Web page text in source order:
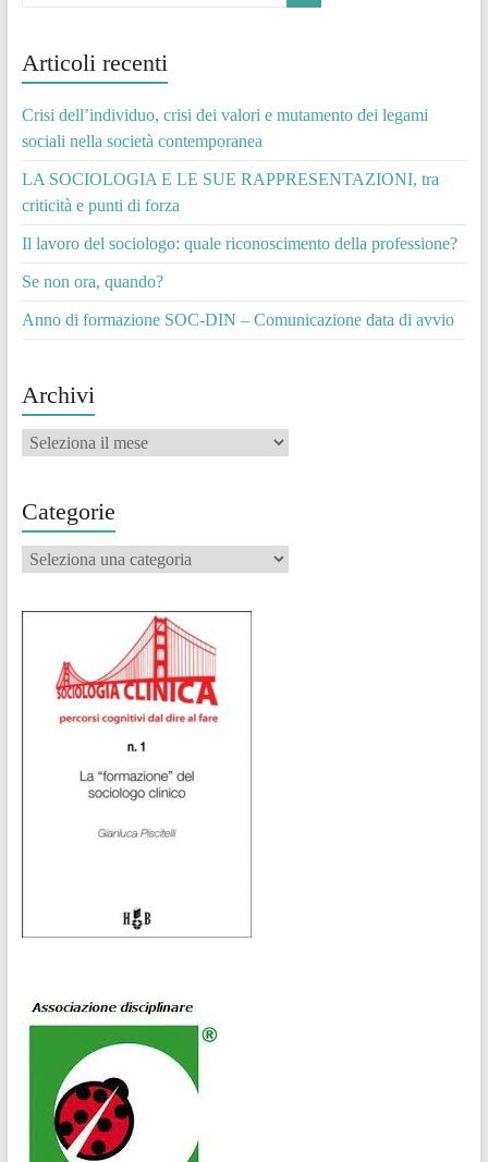
Articoli recenti
Crisi dell’individuo, crisi dei valori e mutamento dei legami
sociali nella società contemporanea
LA SOCIOLOGIA E LE SUE RAPPRESENTAZIONI, tra
criticità e punti di forza
Il lavoro del sociologo: quale riconoscimento della professione?
Se non ora, quando?
Anno di formazione SOC-DIN – Comunicazione data di avvio
Archivi
Archivi
Categorie
Categorie